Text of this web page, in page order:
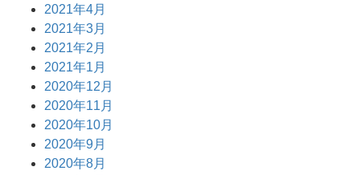
2021年4月
2021年3月
2021年2月
2021年1月
2020年12月
2020年11月
2020年10月
2020年9月
2020年8月